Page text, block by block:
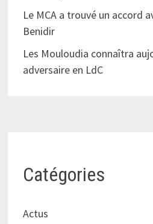
Le MCA a trouvé un accord
Benidir
Les Mouloudia connaîtra
adversaire en LdC
Catégories
Actus